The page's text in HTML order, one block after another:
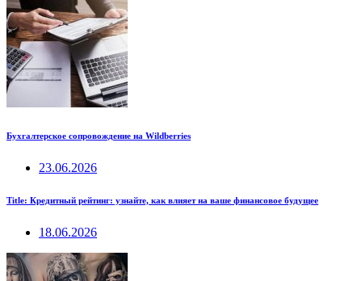
Бухгалтерское сопровождение на Wildberries
23.06.2026
Title: Кредитный рейтинг: узнайте, как влияет на ваше финансовое будущее
18.06.2026